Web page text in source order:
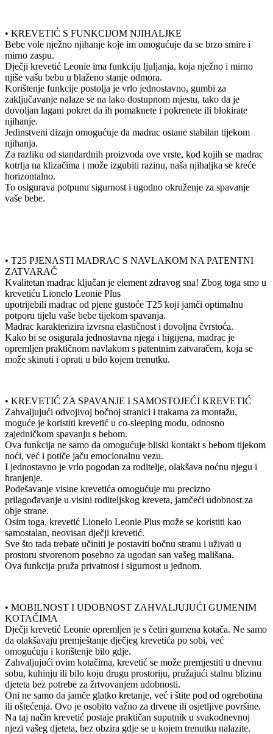
• KREVETIĆ S FUNKCIJOM NJIHALJKE
Bebe vole nježno njihanje koje im omogućuje da se brzo smire i
mirno zaspu.
Dječji krevetić Leonie ima funkciju ljuljanja, koja nježno i mirno
njiše vašu bebu u blaženo stanje odmora.
Korištenje funkcije postolja je vrlo jednostavno, gumbi za
zaključavanje nalaze se na lako dostupnom mjestu, tako da je
dovoljan lagani pokret da ih pomaknete i pokrenete ili blokirate
njihanje.
Jedinstveni dizajn omogućuje da madrac ostane stabilan tijekom
njihanja.
Za razliku od standardnih proizvoda ove vrste, kod kojih se madrac
kotrlja na klizačima i može izgubiti razinu, naša njihaljka se kreće
horizontalno.
To osigurava potpunu sigurnost i ugodno okruženje za spavanje
vaše bebe.
• T25 PJENASTI MADRAC S NAVLAKOM NA PATENTNI
ZATVARAČ
Kvalitetan madrac ključan je element zdravog sna! Zbog toga smo u
krevetiću Lionelo Leonie Plus
upotrijebili madrac od pjene gustoće T25 koji jamči optimalnu
potporu tijelu vaše bebe tijekom spavanja.
Madrac karakterizira izvrsna elastičnost i dovoljna čvrstoća.
Kako bi se osigurala jednostavna njega i higijena, madrac je
opremljen praktičnom navlakom s patentnim zatvaračem, koja se
može skinuti i oprati u bilo kojem trenutku.
• KREVETIĆ ZA SPAVANJE I SAMOSTOJEĆI KREVETIĆ
Zahvaljujući odvojivoj bočnoj stranici i trakama za montažu,
moguće je koristiti krevetić u co-sleeping modu, odnosno
zajedničkom spavanju s bebom.
Ova funkcija ne samo da omogućuje bliski kontakt s bebom tijekom
noći, već i potiče jaču emocionalnu vezu.
I jednostavno je vrlo pogodan za roditelje, olakšava noćnu njegu i
hranjenje.
Podešavanje visine krevetića omogućuje mu precizno
prilagođavanje u visini roditeljskog kreveta, jamčeći udobnost za
obje strane.
Osim toga, krevetić Lionelo Leonie Plus može se koristiti kao
samostalan, neovisan dječji krevetić.
Sve što tada trebate učiniti je postaviti bočnu stranu i uživati u
prostoru stvorenom posebno za ugodan san vašeg mališana.
Ova funkcija pruža privatnost i sigurnost u jednom.
• MOBILNOST I UDOBNOST ZAHVALJUJUĆI GUMENIM
KOTAČIMA
Dječji krevetić Leonie opremljen je s četiri gumena kotača. Ne samo
da olakšavaju premještanje dječjeg krevetića po sobi, već
omogućuju i korištenje bilo gdje.
Zahvaljujući ovim kotačima, krevetić se može premjestiti u dnevnu
sobu, kuhinju ili bilo koju drugu prostoriju, pružajući stalnu blizinu
djeteta bez potrebe za žrtvovanjem udobnosti.
Oni ne samo da jamče glatko kretanje, već i štite pod od ogrebotina
ili oštećenja. Ovo je osobito važno za drvene ili osjetljive površine.
Na taj način krevetić postaje praktičan suputnik u svakodnevnoj
njezi vašeg djeteta, bez obzira gdje se u kojem trenutku nalazite.